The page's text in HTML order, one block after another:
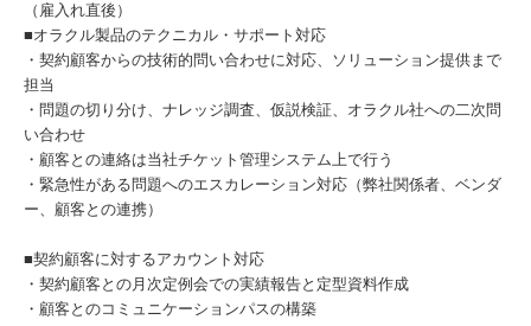
（雇入れ直後）
■オラクル製品のテクニカル・サポート対応
・契約顧客からの技術的問い合わせに対応、ソリューション提供まで
担当
・問題の切り分け、ナレッジ調査、仮説検証、オラクル社への二次問
い合わせ
・顧客との連絡は当社チケット管理システム上で行う
・緊急性がある問題へのエスカレーション対応（弊社関係者、ベンダ
ー、顧客との連携）
■契約顧客に対するアカウント対応
・契約顧客との月次定例会での実績報告と定型資料作成
・顧客とのコミュニケーションパスの構築